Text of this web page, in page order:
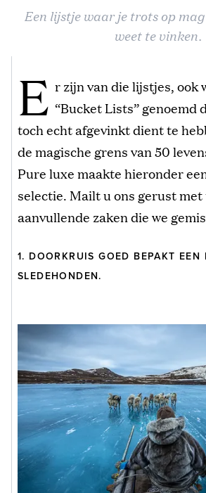
Een lijstje waar je trots op
weet te vinken.
E r zijn van die lijstjes, ook
“Bucket Lists” genoemd
toch echt afgevinkt dient te
de magische grens van 50
Pure luxe maakte hieronder
selectie. Mailt u ons gerust met
aanvullende zaken die we
1. DOORKRUIS GOED BEPAKT EEN
SLEDEHONDEN.